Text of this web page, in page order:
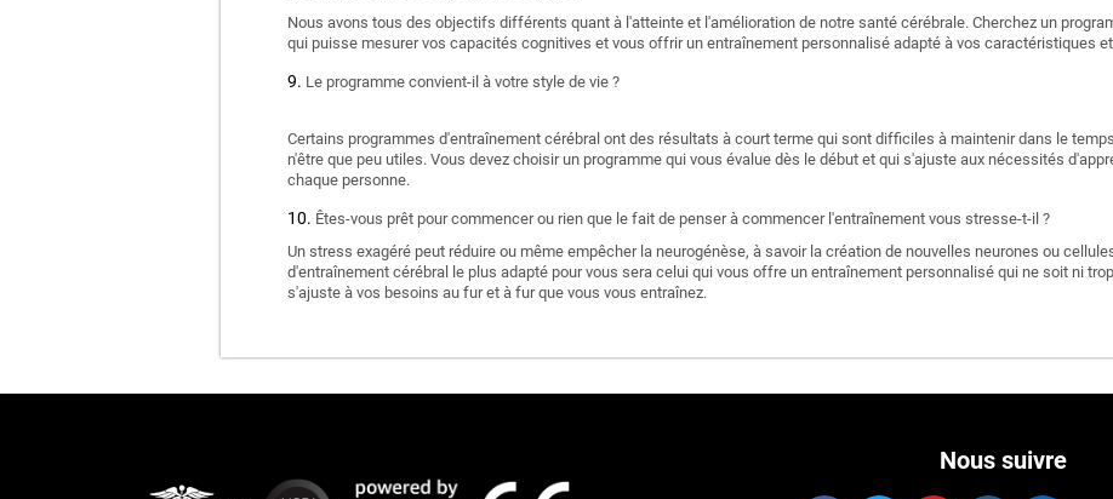
Nous avons tous des objectifs différents quant à l'atteinte et l'amélioration de notre santé cérébrale. Cherchez un
qui puisse mesurer vos capacités cognitives et vous offrir un entraînement personnalisé adapté à vos caractéristiques
Le programme convient-il à votre style de vie ?
Certains programmes d'entraînement cérébral ont des résultats à court terme qui sont difficiles à maintenir dans le
n'être que peu utiles. Vous devez choisir un programme qui vous évalue dès le début et qui s'ajuste aux nécessités
chaque personne.
Êtes-vous prêt pour commencer ou rien que le fait de penser à commencer l'entraînement vous stresse-t-il ?
Un stress exagéré peut réduire ou même empêcher la neurogénèse, à savoir la création de nouvelles neurones ou
d'entraînement cérébral le plus adapté pour vous sera celui qui vous offre un entraînement personnalisé qui ne soit ni
s'ajuste à vos besoins au fur et à fur que vous vous entraînez.
Nous suivre